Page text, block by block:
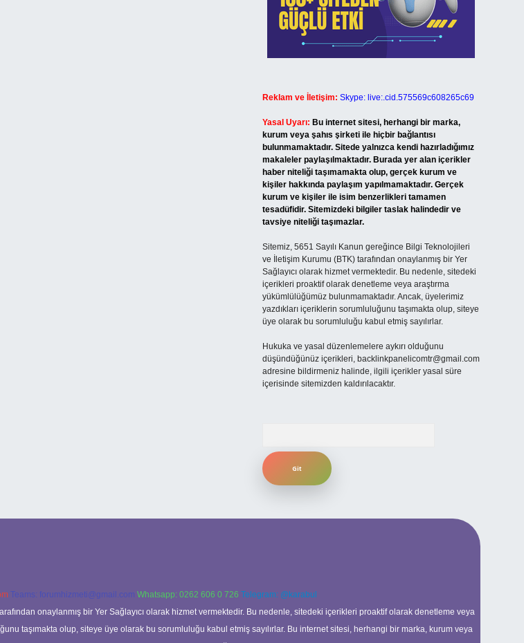
Reklam ve İletişim: Skype: live:.cid.575569c608265c69
Yasal Uyarı: Bu internet sitesi, herhangi bir marka,
kurum veya şahıs şirketi ile hiçbir bağlantısı
bulunmamaktadır. Sitede yalnızca kendi hazırladığımız
makaleler paylaşılmaktadır. Burada yer alan içerikler
haber niteliği taşımamakta olup, gerçek kurum ve
kişiler hakkında paylaşım yapılmamaktadır. Gerçek
kurum ve kişiler ile isim benzerlikleri tamamen
tesadüfidir. Sitemizdeki bilgiler taslak halindedir ve
tavsiye niteliği taşımazlar.
Sitemiz, 5651 Sayılı Kanun gereğince Bilgi Teknolojileri
ve İletişim Kurumu (BTK) tarafından onaylanmış bir Yer
Sağlayıcı olarak hizmet vermektedir. Bu nedenle, sitedeki
içerikleri proaktif olarak denetleme veya araştırma
yükümlülüğümüz bulunmamaktadır. Ancak, üyelerimiz
yazdıkları içeriklerin sorumluluğunu taşımakta olup, siteye
üye olarak bu sorumluluğu kabul etmiş sayılırlar.
Hukuka ve yasal düzenlemelere aykırı olduğunu
düşündüğünüz içerikleri, backlinkpanelicomtr@gmail.com
adresine bildirmeniz halinde, ilgili içerikler yasal süre
içerisinde sitemizden kaldırılacaktır.
Teams: forumhizmeti@gmail.com Whatsapp: 0262 606 0 726 Telegram: @karabul
onaylanmış bir Yer Sağlayıcı olarak hizmet vermektedir. Bu nedenle, sitedeki içerikleri proaktif olarak denetleme veya
taşımakta olup, siteye üye olarak bu sorumluluğu kabul etmiş sayılırlar. Bu internet sitesi, herhangi bir marka, kurum veya